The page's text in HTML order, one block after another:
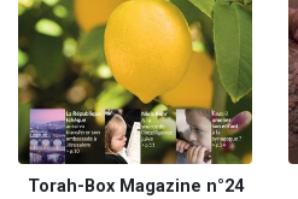
Torah-Box Magazine n°24